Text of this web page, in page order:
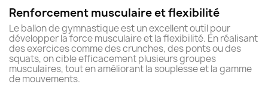
Renforcement musculaire et flexibilité
Le ballon de gymnastique est un excellent outil pour
développer la force musculaire et la flexibilité. En réalisant
des exercices comme des crunches, des ponts ou des
squats, on cible efficacement plusieurs groupes
musculaires, tout en améliorant la souplesse et la gamme
de mouvements.